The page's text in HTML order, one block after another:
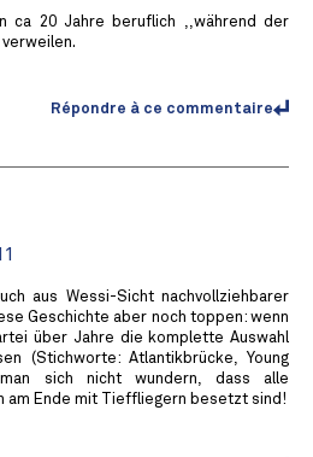
ca 20 Jahre beruflich ,,während der
Répondre à ce commentaire
aus Wessi-Sicht nachvollziehbarer
Geschichte aber noch toppen: wenn
über Jahre die komplette Auswahl
(Stichworte: Atlantikbrücke, Young
sich nicht wundern, dass alle
am Ende mit Tieffliegern besetzt sind!